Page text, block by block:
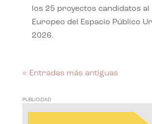
los 25 proyectos candidatos al
Europeo del Espacio Público
2026.
« Entradas más antiguas
PUBLICIDAD